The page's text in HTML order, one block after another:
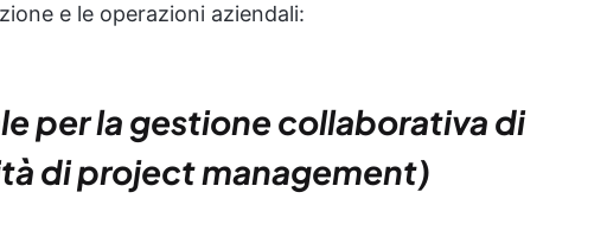
e le operazioni aziendali:
per la gestione collaborativa di
di project management)